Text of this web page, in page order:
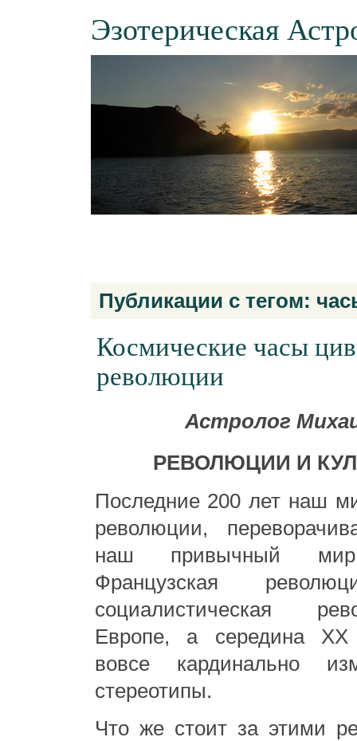
Эзотерическая
Публикации с тегом:
Космические часы
революции
Астролог
РЕВОЛЮЦИИ И
Последние 200 лет наш
революции,
наш привычный
Французская
социалистическая
Европе, а середина
вовсе кардинально
стереотипы.
Что же стоит за этими